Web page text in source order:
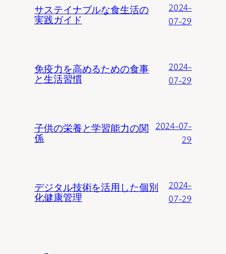
サステイナブルな食生活の
実践ガイド
2024-
07-29
免疫力を高めるための食事
と生活習慣
2024-
07-29
子供の栄養と学習能力の関
係
2024-07-
29
デジタル技術を活用した個別
化健康管理
2024-
07-29